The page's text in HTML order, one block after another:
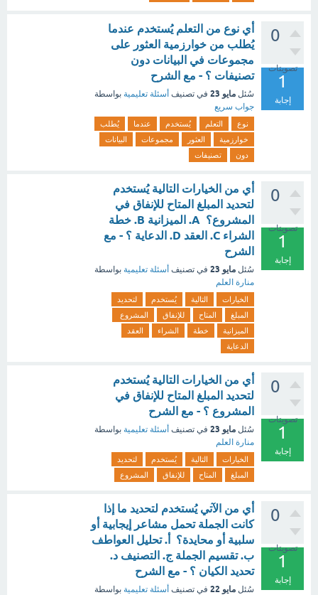
0
تصويتات
1
إجابة
أي نوع من التعلم يُستخدم عندما
يُطلب من خوارزمية العثور على
مجموعات في البيانات دون
تصنيفات ؟ - مع الشرح
سُئل مايو 23 في تصنيف أسئلة تعليمية بواسطة
جواب سريع
نوع التعلم يُستخدم عندما
يُطلب
خوارزمية
العثور مجموعات
البيانات
دون
تصنيفات
0
تصويتات
1
إجابة
أي من الخيارات التالية يُستخدم
لتحديد المبلغ المتاح للإنفاق في
المشروع؟ A. الميزانية B. خطة
الشراء C. العقد D. الدعاية ؟ - مع
الشرح
سُئل مايو 23 في تصنيف أسئلة تعليمية بواسطة
منارة العلم
الخيارات التالية يُستخدم
لتحديد
المبلغ
المتاح للإنفاق
المشروع
الميزانية
خطة الشراء
العقد
الدعاية
0
تصويتات
1
إجابة
أي من الخيارات التالية يُستخدم
لتحديد المبلغ المتاح للإنفاق في
المشروع ؟ - مع الشرح
سُئل مايو 23 في تصنيف أسئلة تعليمية بواسطة
منارة العلم
الخيارات التالية يُستخدم
لتحديد
المبلغ
المتاح للإنفاق المشروع
0
تصويتات
1
إجابة
أي من الآتي يُستخدم لتحديد ما إذا
كانت الجملة تحمل مشاعر إيجابية أو
سلبية أو محايدة؟ أ. تحليل العواطف
ب. تقسيم الجملة ج. التصنيف د.
تحديد الكيان ؟ - مع الشرح
سُئل مايو 22 في تصنيف أسئلة تعليمية بواسطة